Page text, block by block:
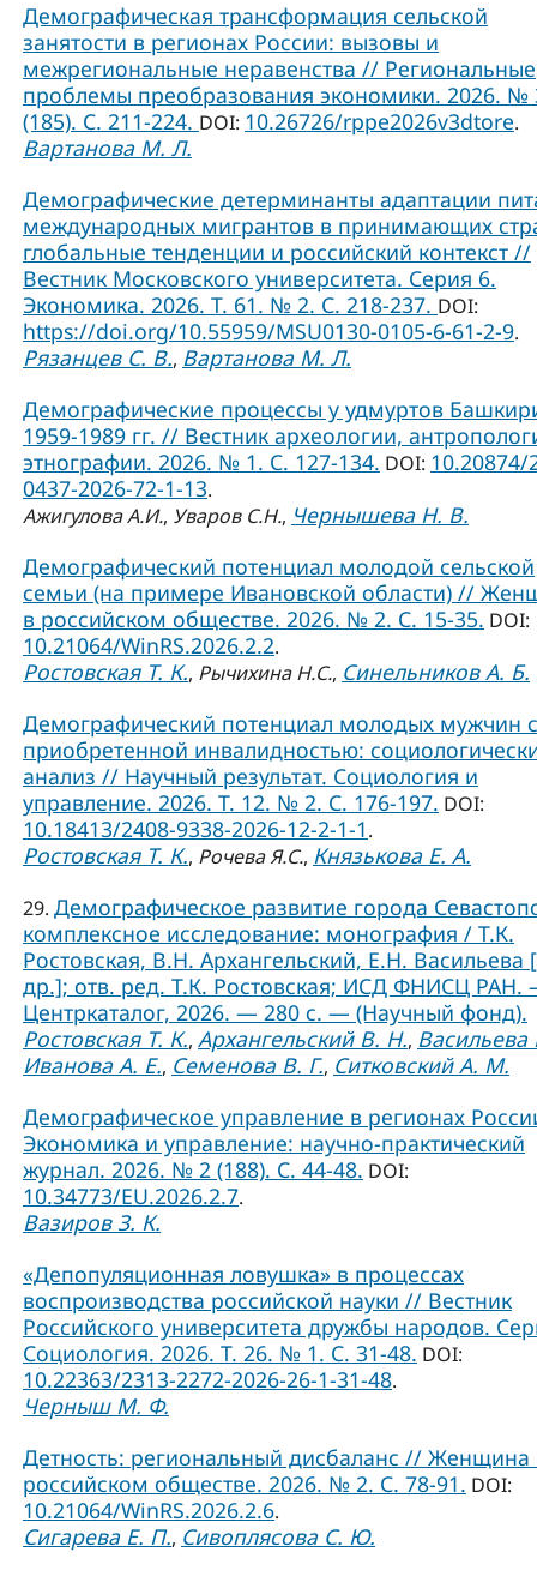
Демографическая трансформация сельской
занятости в регионах России: вызовы и
межрегиональные неравенства // Региональные
проблемы преобразования экономики. 2026. №
(185). С. 211-224. DOI: 10.26726/rppe2026v3dtore.
Вартанова М. Л.
Демографические детерминанты адаптации
международных мигрантов в принимающих
глобальные тенденции и российский контекст //
Вестник Московского университета. Серия 6.
Экономика. 2026. Т. 61. № 2. С. 218-237. DOI:
https://doi.org/10.55959/MSU0130-0105-6-61-2-9.
Рязанцев С. В., Вартанова М. Л.
Демографические процессы у удмуртов
1959-1989 гг. // Вестник археологии,
этнографии. 2026. № 1. С. 127-134. DOI: 10.20874/
0437-2026-72-1-13.
Ажигулова А.И., Уваров С.Н., Чернышева Н. В.
Демографический потенциал молодой сельской
семьи (на примере Ивановской области) //
в российском обществе. 2026. № 2. С. 15-35. DOI:
10.21064/WinRS.2026.2.2.
Ростовская Т. К., Рычихина Н.С., Синельников А. Б.
Демографический потенциал молодых мужчин с
приобретенной инвалидностью:
анализ // Научный результат. Социология и
управление. 2026. Т. 12. № 2. С. 176-197. DOI:
10.18413/2408-9338-2026-12-2-1-1.
Ростовская Т. К., Рочева Я.С., Князькова Е. А.
29. Демографическое развитие города
комплексное исследование: монография / Т.К.
Ростовская, В.Н. Архангельский, Е.Н. Васильева
др.]; отв. ред. Т.К. Ростовская; ИСД ФНИСЦ
Центркаталог, 2026. — 280 с. — (Научный фонд).
Ростовская Т. К., Архангельский В. Н., Васильева
Иванова А. Е., Семенова В. Г., Ситковский А. М.
Демографическое управление в регионах
Экономика и управление: научно-практический
журнал. 2026. № 2 (188). С. 44-48. DOI:
10.34773/EU.2026.2.7.
Вазиров З. К.
«Депопуляционная ловушка» в процессах
воспроизводства российской науки // Вестник
Российского университета дружбы народов.
Социология. 2026. Т. 26. № 1. C. 31-48. DOI:
10.22363/2313-2272-2026-26-1-31-48.
Черныш М. Ф.
Детность: региональный дисбаланс // Женщина
российском обществе. 2026. № 2. С. 78-91. DOI:
10.21064/WinRS.2026.2.6.
Сигарева Е. П., Сивоплясова С. Ю.